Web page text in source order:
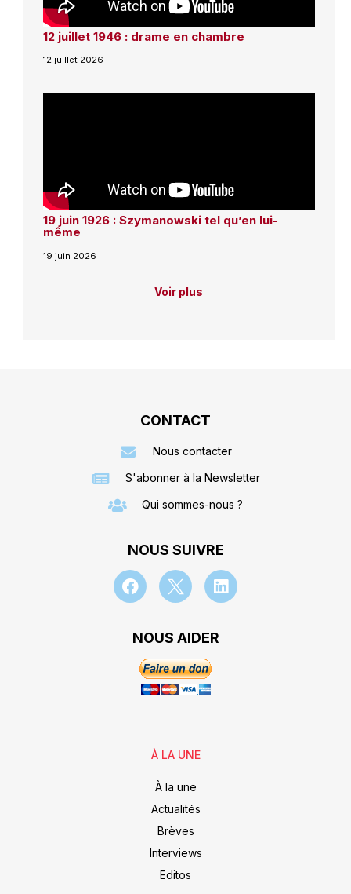
12 juillet 1946 : drame en chambre
12 juillet 2026
19 juin 1926 : Szymanowski tel qu’en lui-
même
19 juin 2026
Voir plus
CONTACT
Nous contacter
S'abonner à la Newsletter
Qui sommes-nous ?
NOUS SUIVRE
NOUS AIDER
À LA UNE
À la une
Actualités
Brèves
Interviews
Editos